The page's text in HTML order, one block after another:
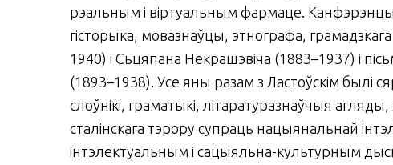
рэальным і віртуальным фармаце.
гісторыка, мовазнаўцы, этнографа,
1940) і Сьцяпана Некрашэвіча (1883–1937) і
(1893–1938). Усе яны разам з Ластоўскім былі
слоўнікі, граматыкі, літаратуразнаўчыя
сталінскага тэрору супраць нацыянальнай
інтэлектуальным і сацыяльна-культурным